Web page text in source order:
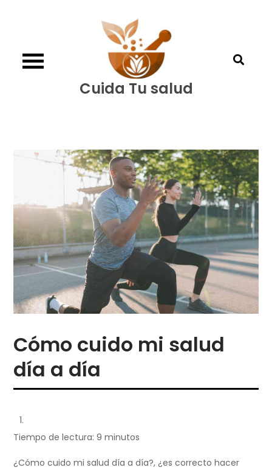
Cuida Tu salud
Cómo cuido mi salud
día a día
Tiempo de lectura: 9 minutos
¿Cómo cuido mi salud día a día?, ¿es correcto hacer